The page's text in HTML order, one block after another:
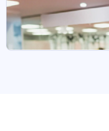
консультации.